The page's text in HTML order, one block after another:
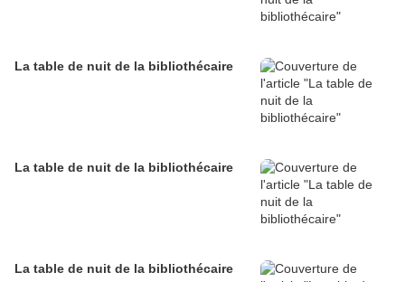
La table de nuit de la bibliothécaire
La table de nuit de la bibliothécaire
La table de nuit de la bibliothécaire